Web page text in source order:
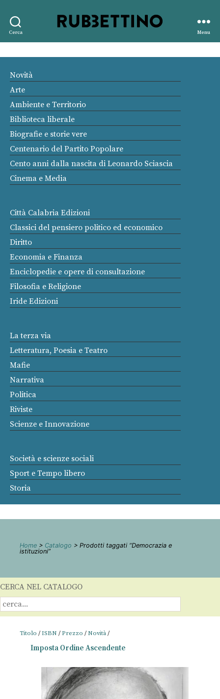
Cerca
editore
Menu
Novità
Arte
Ambiente e Territorio
Biblioteca liberale
Biografie e storie vere
Centenario del Partito Popolare
Cento anni dalla nascita di Leonardo Sciascia
Cinema e Media
Città Calabria Edizioni
Classici del pensiero politico ed economico
Diritto
Economia e Finanza
Enciclopedie e opere di consultazione
Filosofia e Religione
Iride Edizioni
La terza via
Letteratura, Poesia e Teatro
Mafie
Narrativa
Politica
Riviste
Scienze e Innovazione
Società e scienze sociali
Sport e Tempo libero
Storia
Home > Catalogo > Prodotti taggati “Democrazia e
istituzioni”
CERCA NEL CATALOGO
Titolo /ISBN /Prezzo /Novità/